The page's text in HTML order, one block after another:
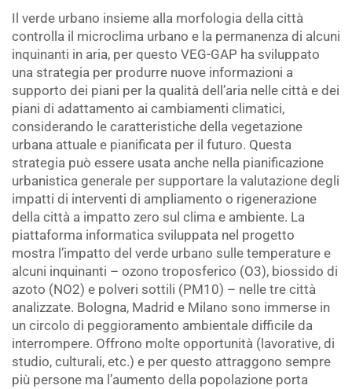
Il verde urbano insieme alla morfologia della città
controlla il microclima urbano e la permanenza di alcuni
inquinanti in aria, per questo VEG-GAP ha sviluppato
una strategia per produrre nuove informazioni a
supporto dei piani per la qualità dell’aria nelle città e dei
piani di adattamento ai cambiamenti climatici,
considerando le caratteristiche della vegetazione
urbana attuale e pianificata per il futuro. Questa
strategia può essere usata anche nella pianificazione
urbanistica generale per supportare la valutazione degli
impatti di interventi di ampliamento o rigenerazione
della città a impatto zero sul clima e ambiente. La
piattaforma informatica sviluppata nel progetto
mostra l’impatto del verde urbano sulle temperature e
alcuni inquinanti – ozono troposferico (O3), biossido di
azoto (NO2) e polveri sottili (PM10) – nelle tre città
analizzate. Bologna, Madrid e Milano sono immerse in
un circolo di peggioramento ambientale difficile da
interrompere. Offrono molte opportunità (lavorative, di
studio, culturali, etc.) e per questo attraggono sempre
più persone ma l’aumento della popolazione porta